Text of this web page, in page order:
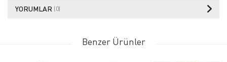
YORUMLAR (0)
Benzer Ürünler